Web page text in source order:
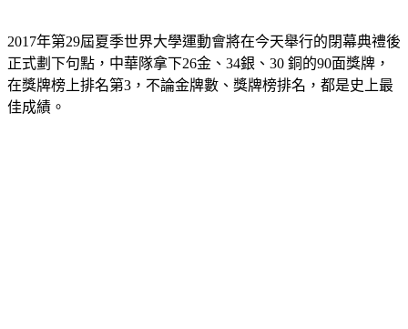
2017年第29屆夏季世界大學運動會將在今天舉行的閉幕典禮後
正式劃下句點，中華隊拿下26金、34銀、30 銅的90面獎牌，
在獎牌榜上排名第3，不論金牌數、獎牌榜排名，都是史上最
佳成績。